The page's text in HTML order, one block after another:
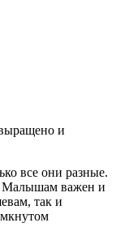
и
все они разные.
Малышам важен и
так и